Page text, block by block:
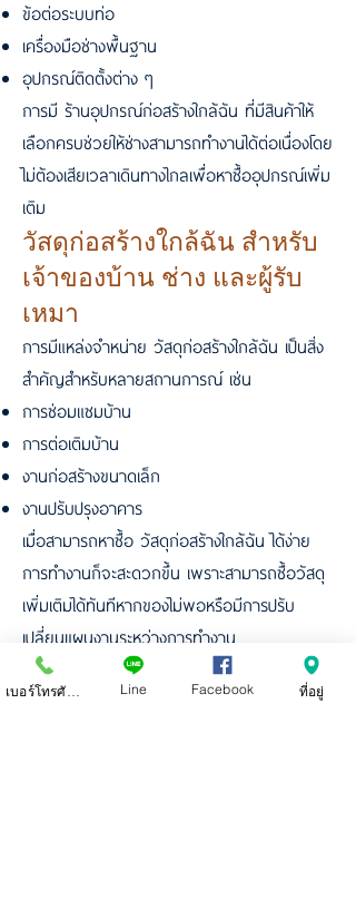
ข้อต่อระบบท่อ
เครื่องมือช่างพื้นฐาน
อุปกรณ์ติดตั้งต่าง ๆ
การมี ร้านอุปกรณ์ก่อสร้างใกล้ฉัน ที่มีสินค้าให้
เลือกครบช่วยให้ช่างสามารถทำงานได้ต่อเนื่องโดย
ไม่ต้องเสียเวลาเดินทางไกลเพื่อหาซื้ออุปกรณ์เพิ่ม
เติม
วัสดุก่อสร้างใกล้ฉัน สำหรับ
เจ้าของบ้าน ช่าง และผู้รับ
เหมา
การมีแหล่งจำหน่าย วัสดุก่อสร้างใกล้ฉัน เป็นสิ่ง
สำคัญสำหรับหลายสถานการณ์ เช่น
การซ่อมแซมบ้าน
การต่อเติมบ้าน
งานก่อสร้างขนาดเล็ก
งานปรับปรุงอาคาร
เมื่อสามารถหาซื้อ วัสดุก่อสร้างใกล้ฉัน ได้ง่าย
การทำงานก็จะสะดวกขึ้น เพราะสามารถซื้อวัสดุ
เพิ่มเติมได้ทันทีหากของไม่พอหรือมีการปรับ
เปลี่ยนแผนงานระหว่างการทำงาน
ร้านเชียงใหม่ ตังอู๋เซ้งจึงเป็นร้านที่ช่วยตอบโจทย์
ลูกค้าที่กำลังมองหา ร้านก่อสร้างใกล้ฉัน สำหรับ
Line Facebook ที่อยู่